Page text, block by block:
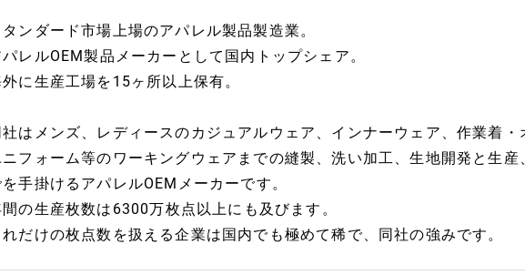
ンダード市場上場のアパレル製品製造業。
レルOEM製品メーカーとして国内トップシェア。
に生産工場を15ヶ所以上保有。
はメンズ、レディースのカジュアルウェア、インナーウェア、作業着・
フォーム等のワーキングウェアまでの縫製、洗い加工、生地開発と生産
手掛けるアパレルOEMメーカーです。
の生産枚数は6300万枚点以上にも及びます。
だけの枚点数を扱える企業は国内でも極めて稀で、同社の強みです。